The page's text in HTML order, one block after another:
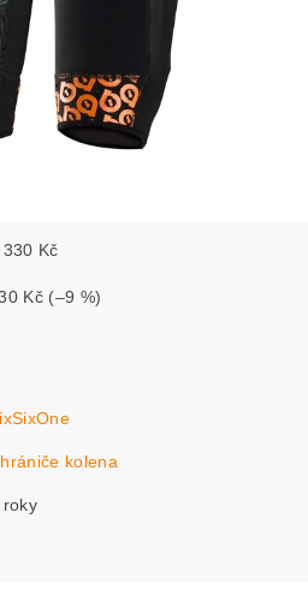
330 Kč
Kč (–9 %)
kolena
roky